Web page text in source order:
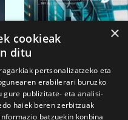
×
cookieak
ditu
pertsonalizatzeko eta
erabilerari buruzko
gure publizitate- eta analisi-
haiek beren zerbitzuak
batzuekin konbina